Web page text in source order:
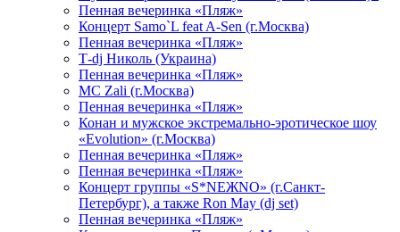
Пенная вечеринка «Пляж»
Концерт Samo`L feat A-Sen (г.Москва)
Пенная вечеринка «Пляж»
Т-dj Николь (Украина)
Пенная вечеринка «Пляж»
МС Zali (г.Москва)
Пенная вечеринка «Пляж»
Конан и мужское экстремально-эротическое шоу
«Evolution» (г.Москва)
Пенная вечеринка «Пляж»
Пенная вечеринка «Пляж»
Концерт группы «S*NEЖNO» (г.Санкт-
Петербург), а также Ron May (dj set)
Пенная вечеринка «Пляж»